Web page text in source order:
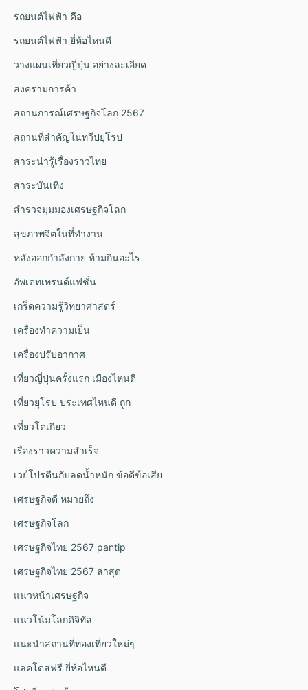
รถยนต์ไฟฟ้า คือ
รถยนต์ไฟฟ้า ยี่ห้อไหนดี
วางแผนเที่ยวญี่ปุ่น อย่างละเอียด
สงครามการค้า
สถานการณ์เศรษฐกิจโลก 2567
สถานที่สำคัญในทวีปยุโรป
สาระน่ารู้เรื่องราวไทย
สาระบันเทิง
สำรวจมุมมองเศรษฐกิจโลก
สุขภาพจิตในที่ทำงาน
หลังออกกําลังกาย ห้ามกินอะไร
อัพเดทเทรนด์แฟชั่น
เกร็ดความรู้วิทยาศาสตร์
เครื่องทำความเย็น
เครื่องปรับอากาศ
เที่ยวญี่ปุ่นครั้งแรก เมืองไหนดี
เที่ยวยุโรป ประเทศไหนดี ถูก
เที่ยวโตเกียว
เรื่องราวความสำเร็จ
เวย์โปรตีนกับลดน้ำหนัก ข้อดีข้อเสีย
เศรษฐกิจดี หมายถึง
เศรษฐกิจโลก
เศรษฐกิจไทย 2567 pantip
เศรษฐกิจไทย 2567 ล่าสุด
แนวหน้าเศรษฐกิจ
แนวโน้มโลกดิจิทัล
แนะนำสถานที่ท่องเที่ยวใหม่ๆ
แลคโตสฟรี ยี่ห้อไหนดี